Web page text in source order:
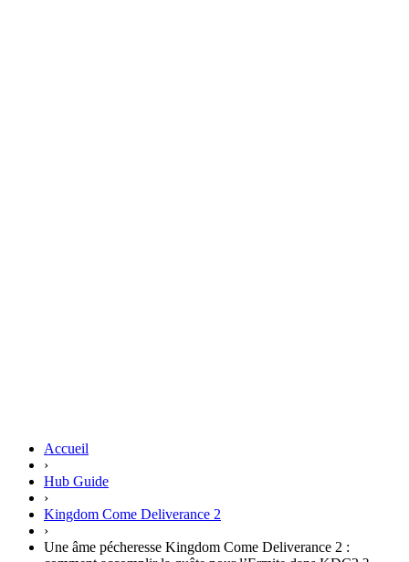
Accueil
›
Hub Guide
›
Kingdom Come Deliverance 2
›
Une âme pécheresse Kingdom Come Deliverance 2 :